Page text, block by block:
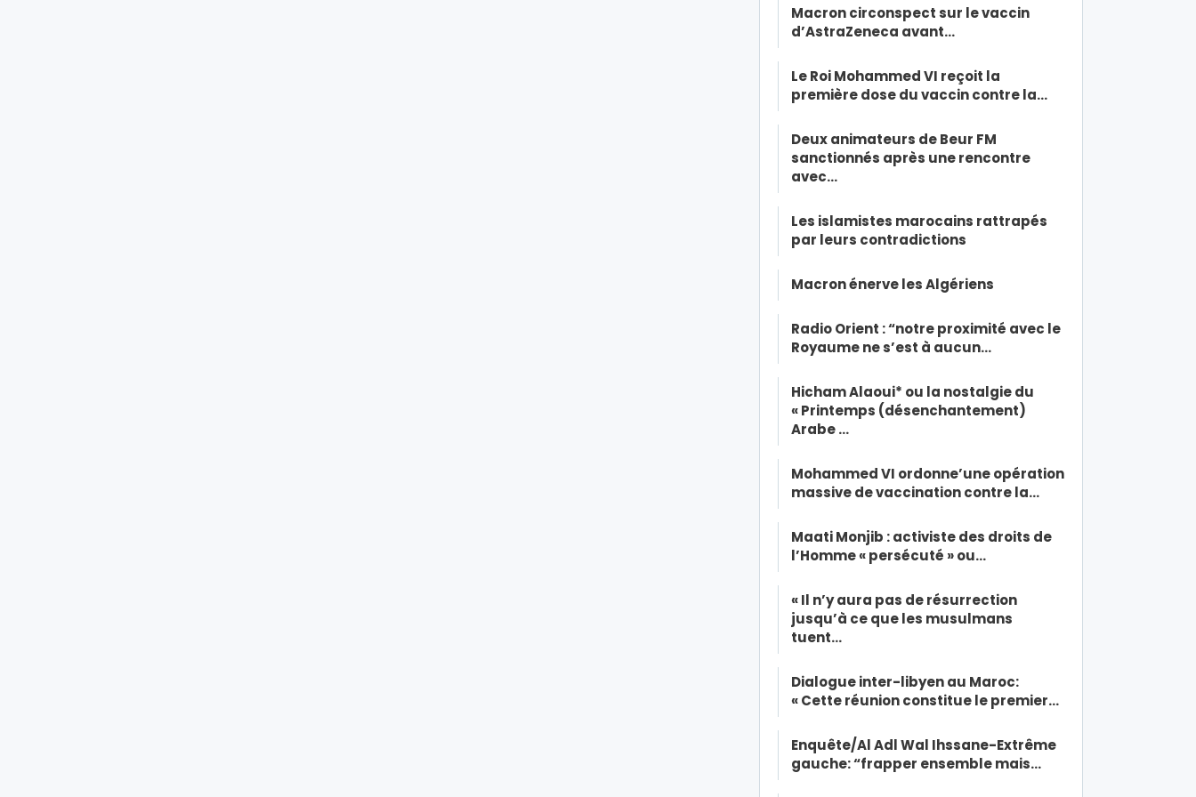
Macron circonspect sur le vaccin
d’AstraZeneca avant…
Le Roi Mohammed VI reçoit la
première dose du vaccin contre la…
Deux animateurs de Beur FM
sanctionnés après une rencontre
avec…
Les islamistes marocains rattrapés
par leurs contradictions
Macron énerve les Algériens
Radio Orient : “notre proximité avec le
Royaume ne s’est à aucun…
Hicham Alaoui* ou la nostalgie du
« Printemps (désenchantement)
Arabe …
Mohammed VI ordonne’une opération
massive de vaccination contre la…
Maati Monjib : activiste des droits de
l’Homme « persécuté » ou…
« Il n’y aura pas de résurrection
jusqu’à ce que les musulmans
tuent…
Dialogue inter-libyen au Maroc:
« Cette réunion constitue le premier…
Enquête/Al Adl Wal Ihssane-Extrême
gauche: “frapper ensemble mais…